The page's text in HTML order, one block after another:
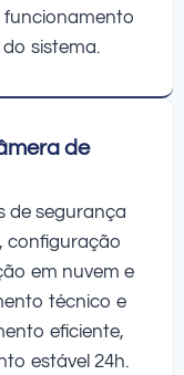
sistema.
de
de segurança
configuração
em nuvem e
técnico e
eficiente,
estável 24h.